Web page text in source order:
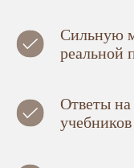
Сильную
реальной
Ответы на
учебников